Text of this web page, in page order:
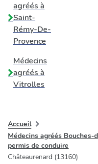
agréés à
Saint-
Rémy-De-
Provence
Médecins
agréés à
Vitrolles
Accueil
Médecins agréés
permis de conduire
Châteaurenard (13160)